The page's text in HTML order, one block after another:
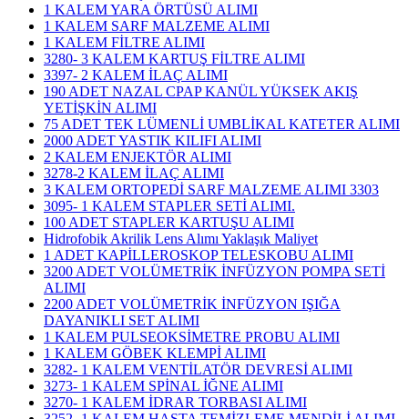
1 KALEM YARA ÖRTÜSÜ ALIMI
1 KALEM SARF MALZEME ALIMI
1 KALEM FİLTRE ALIMI
3280- 3 KALEM KARTUŞ FİLTRE ALIMI
3397- 2 KALEM İLAÇ ALIMI
190 ADET NAZAL CPAP KANÜL YÜKSEK AKIŞ
YETİŞKİN ALIMI
75 ADET TEK LÜMENLİ UMBLİKAL KATETER ALIMI
2000 ADET YASTIK KILIFI ALIMI
2 KALEM ENJEKTÖR ALIMI
3278-2 KALEM İLAÇ ALIMI
3 KALEM ORTOPEDİ SARF MALZEME ALIMI 3303
3095- 1 KALEM STAPLER SETİ ALIMI.
100 ADET STAPLER KARTUŞU ALIMI
Hidrofobik Akrilik Lens Alımı Yaklaşık Maliyet
1 ADET KAPİLLEROSKOP TELESKOBU ALIMI
3200 ADET VOLÜMETRİK İNFÜZYON POMPA SETİ
ALIMI
2200 ADET VOLÜMETRİK İNFÜZYON IŞIĞA
DAYANIKLI SET ALIMI
1 KALEM PULSEOKSİMETRE PROBU ALIMI
1 KALEM GÖBEK KLEMPİ ALIMI
3282- 1 KALEM VENTİLATÖR DEVRESİ ALIMI
3273- 1 KALEM SPİNAL İĞNE ALIMI
3270- 1 KALEM İDRAR TORBASI ALIMI